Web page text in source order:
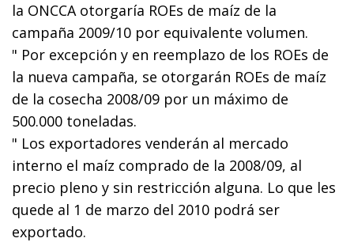
la ONCCA otorgaría ROEs de maíz de la
campaña 2009/10 por equivalente volumen.
" Por excepción y en reemplazo de los ROEs de
la nueva campaña, se otorgarán ROEs de maíz
de la cosecha 2008/09 por un máximo de
500.000 toneladas.
" Los exportadores venderán al mercado
interno el maíz comprado de la 2008/09, al
precio pleno y sin restricción alguna. Lo que les
quede al 1 de marzo del 2010 podrá ser
exportado.